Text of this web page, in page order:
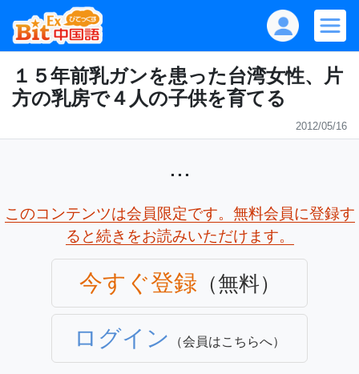
１５年前乳ガンを患った台湾女性、片
方の乳房で４人の子供を育てる
2012/05/16
...
このコンテンツは会員限定です。無料会員に登録す
ると続きをお読みいただけます。
今すぐ登録 （無料）
ログイン （会員はこちらへ）